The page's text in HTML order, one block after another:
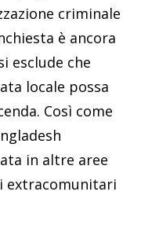
criminale
è ancora
esclude che
locale possa
Così come
in altre aree
extracomunitari